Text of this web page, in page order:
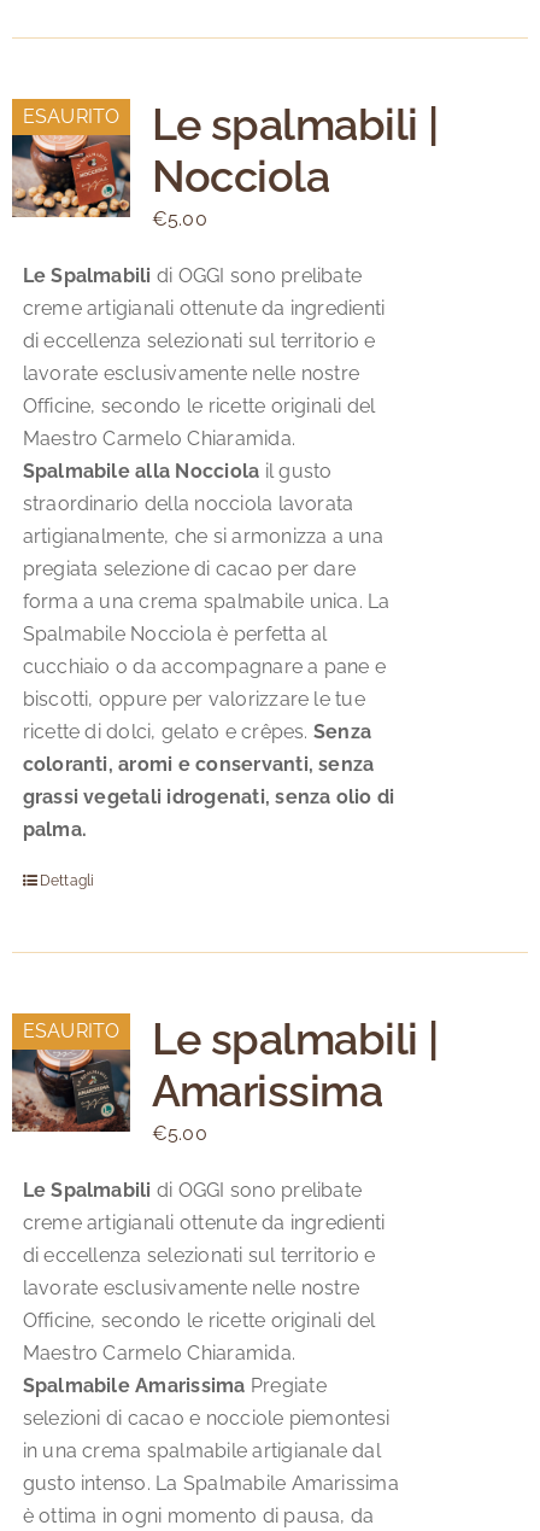
ESAURITO
Le spalmabili |
Nocciola
€5.00
Le Spalmabili di OGGI sono prelibate
creme artigianali ottenute da ingredienti
di eccellenza selezionati sul territorio e
lavorate esclusivamente nelle nostre
Officine, secondo le ricette originali del
Maestro Carmelo Chiaramida.
Spalmabile alla Nocciola il gusto
straordinario della nocciola lavorata
artigianalmente, che si armonizza a una
pregiata selezione di cacao per dare
forma a una crema spalmabile unica. La
Spalmabile Nocciola è perfetta al
cucchiaio o da accompagnare a pane e
biscotti, oppure per valorizzare le tue
ricette di dolci, gelato e crêpes. Senza
coloranti, aromi e conservanti, senza
grassi vegetali idrogenati, senza olio di
palma.
Dettagli
ESAURITO
Le spalmabili |
Amarissima
€5.00
Le Spalmabili di OGGI sono prelibate
creme artigianali ottenute da ingredienti
di eccellenza selezionati sul territorio e
lavorate esclusivamente nelle nostre
Officine, secondo le ricette originali del
Maestro Carmelo Chiaramida.
Spalmabile Amarissima Pregiate
selezioni di cacao e nocciole piemontesi
in una crema spalmabile artigianale dal
gusto intenso. La Spalmabile Amarissima
è ottima in ogni momento di pausa, da